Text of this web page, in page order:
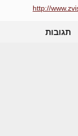
http://
תגובות